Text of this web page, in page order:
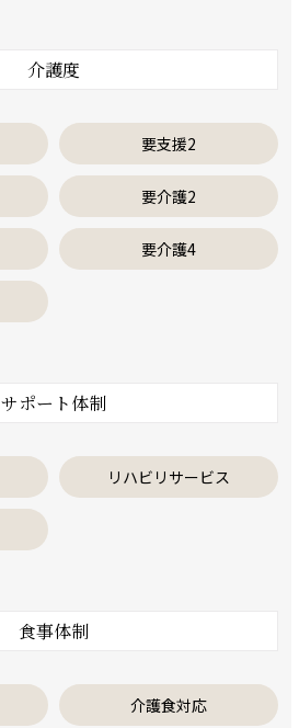
介護度
要支援2
要介護2
要介護4
サポート体制
リハビリサービス
食事体制
介護食対応